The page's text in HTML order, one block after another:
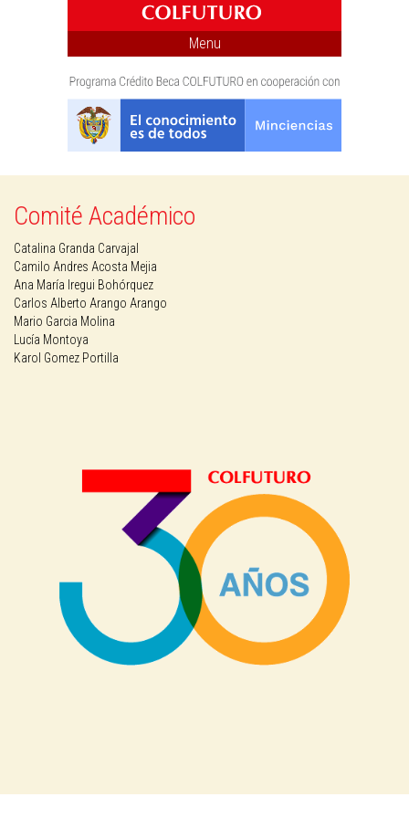
Menu
Comité Académico
Catalina Granda Carvajal
Camilo Andres Acosta Mejia
Ana María Iregui Bohórquez
Carlos Alberto Arango Arango
Mario Garcia Molina
Lucía Montoya
Karol Gomez Portilla